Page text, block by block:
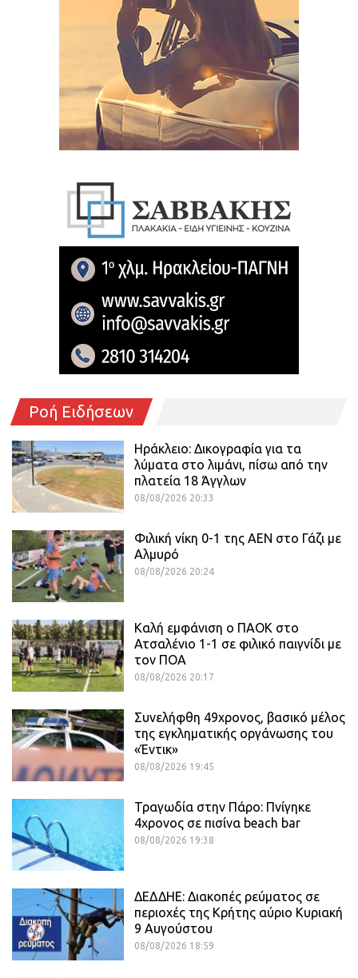
Ροή Ειδήσεων
Ηράκλειο: Δικογραφία για τα
λύματα στο λιμάνι, πίσω από την
πλατεία 18 Άγγλων
08/08/2026 20:33
Φιλική νίκη 0-1 της ΑΕΝ στο Γάζι με
Αλμυρό
08/08/2026 20:24
Καλή εμφάνιση ο ΠΑΟΚ στο
Ατσαλένιο 1-1 σε φιλικό παιγνίδι με
τον ΠΟΑ
08/08/2026 20:17
Συνελήφθη 49χρονος, βασικό μέλος
της εγκληματικής οργάνωσης του
«Έντικ»
08/08/2026 19:45
Τραγωδία στην Πάρο: Πνίγηκε
4χρονος σε πισίνα beach bar
08/08/2026 19:38
ΔΕΔΔΗΕ: Διακοπές ρεύματος σε
περιοχές της Κρήτης αύριο Κυριακή
9 Αυγούστου
08/08/2026 18:59